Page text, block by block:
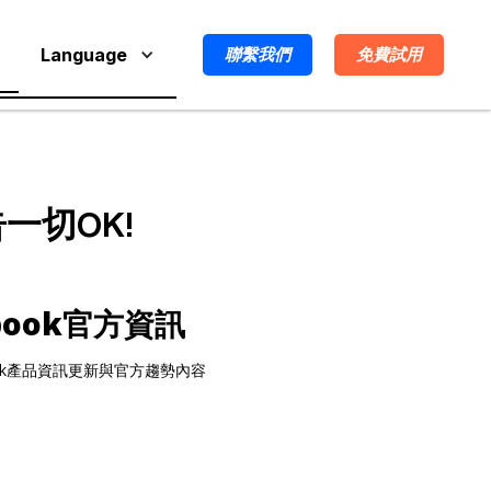
Language 聯繫我們 免費試用
切OK!
官方資訊
品資訊更新與官方趨勢內容